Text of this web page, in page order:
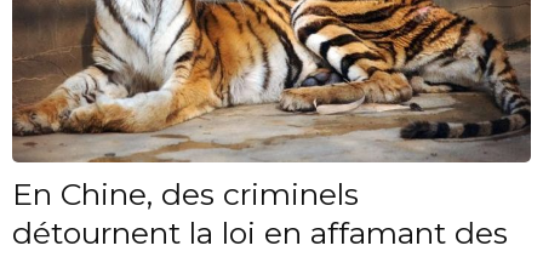
En Chine, des criminels
détournent la loi en affamant des